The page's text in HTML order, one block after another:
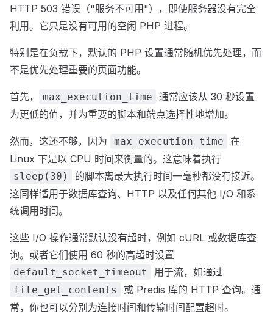
HTTP 503 错误（"服务不可用"），即使服务器没有完全
利用。它只是没有可用的空闲 PHP 进程。
特别是在负载下，默认的 PHP 设置通常随机优先处理，而
不是优先处理重要的页面功能。
首先， max_execution_time
通常应该从 30 秒设置
为更低的值，并为重要的脚本和端点选择性地增加。
然而，这还不够，因为 max_execution_time
在
Linux 下是以 CPU 时间来衡量的。这意味着执行
sleep(30)
的脚本离最大执行时间一毫秒都没有接近。
这同样适用于数据库查询、HTTP 以及任何其他 I/O 和系
统调用时间。
这些 I/O 操作通常默认没有超时，例如 cURL 或数据库查
询。或者它们使用 60 秒的高超时设置
default_socket_timeout 用于流，如通过
file_get_contents
或 Predis 库的 HTTP 查询。通
常，你也可以分别为连接时间和传输时间配置超时。